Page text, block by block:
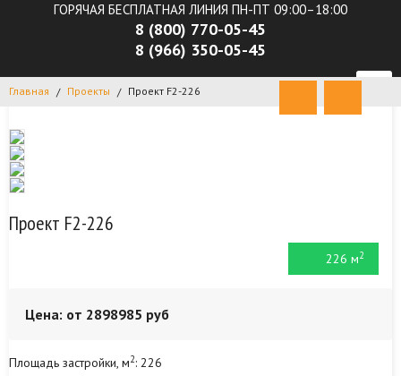
ГОРЯЧАЯ БЕСПЛАТНАЯ ЛИНИЯ ПН-ПТ 09:00–18:00
8 (800) 770-05-45
8 (966) 350-05-45
Главная / Проекты / Проект F2-226
Проект F2-226
226 м2
Цена: от 2898985 руб
Площадь застройки, м2: 226